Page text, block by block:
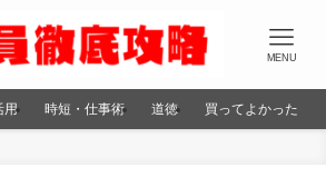
MENU
用 時短・仕事術 道徳 買ってよかった